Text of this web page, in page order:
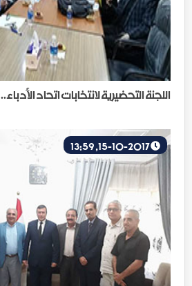
اللجنة التحضيرية لانتخابات اتحاد الأدباء..